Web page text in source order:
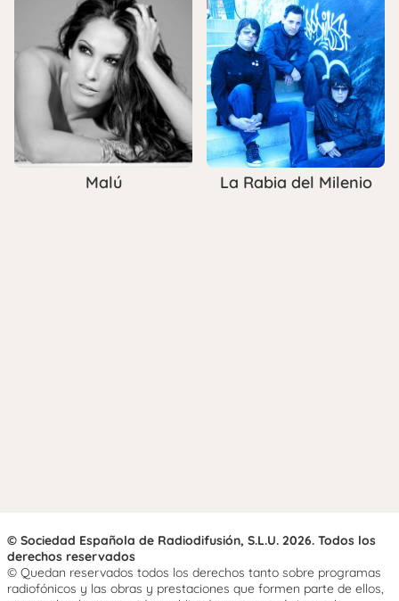
Malú La Rabia del Milenio
© Sociedad Española de Radiodifusión, S.L.U. 2026. Todos los
derechos reservados
© Quedan reservados todos los derechos tanto sobre programas
radiofónicos y las obras y prestaciones que formen parte de ellos,